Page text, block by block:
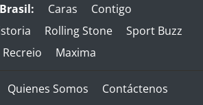
Caras
Contigo
Rolling Stone
Sport Buzz
Recreio
Maxima
Quienes Somos
Contáctenos